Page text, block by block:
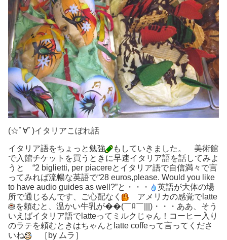
(☆ﾟ∀ﾟ)イタリアこぼれ話
イタリア語をちょっと勉強
もしていきました。 美術館
で入館チケットを買うときに早速イタリア語を話してみよ
うと “2 biglietti, per piacereとイタリア語で自信満々で言
ってみれば流暢な英語で“28 euros,please. Would you like
to have audio guides as well?”と・・・
英語が大体の場
所で通じるんです、ご心配なく
アメリカの感覚でlatte
を頼むと、温かい牛乳が��(￣ﾛ￣|||)・・・ああ、そう
いえばイタリア語でlatteってミルクじゃん！コーヒー入り
のラテを頼むときはちゃんとlatte coffeって言ってくださ
いね
［by ムラ］